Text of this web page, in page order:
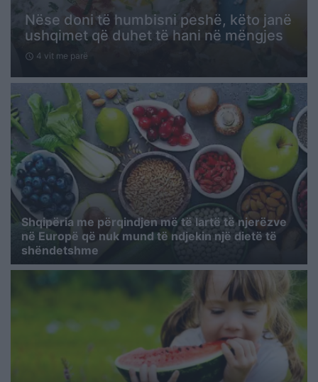
Nëse doni të humbisni peshë, këto janë
ushqimet që duhet të hani në mëngjes
schedule 4 vit me parë
Shqipëria me përqindjen më të lartë të njerëzve
në Europë që nuk mund të ndjekin një dietë të
shëndetshme